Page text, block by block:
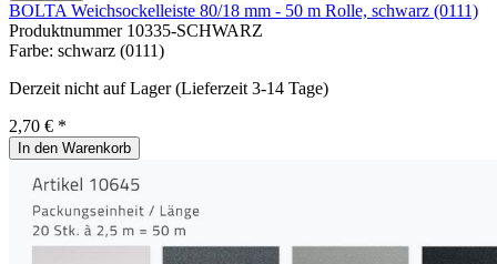
BOLTA Weichsockelleiste 80/18 mm - 50 m Rolle, schwarz (0111)
Produktnummer 10335-SCHWARZ
Farbe: schwarz (0111)
Derzeit nicht auf Lager (Lieferzeit 3-14 Tage)
2,70 € *
In den Warenkorb